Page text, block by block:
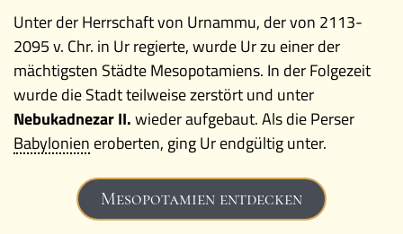
Unter der Herrschaft von Urnammu, der von 2113-
2095 v. Chr. in Ur regierte, wurde Ur zu einer der
mächtigsten Städte Mesopotamiens. In der Folgezeit
wurde die Stadt teilweise zerstört und unter
Nebukadnezar II.wieder aufgebaut. Als die Perser
Babylonien eroberten, ging Ur endgültig unter.
Mesopotamien entdecken